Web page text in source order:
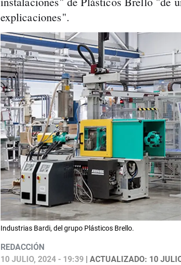
explicaciones".
Industrias Bardi, del grupo Plásticos Brello.
REDACCIÓN
10 JULIO, 2024 - 19:39| ACTUALIZADO: 10